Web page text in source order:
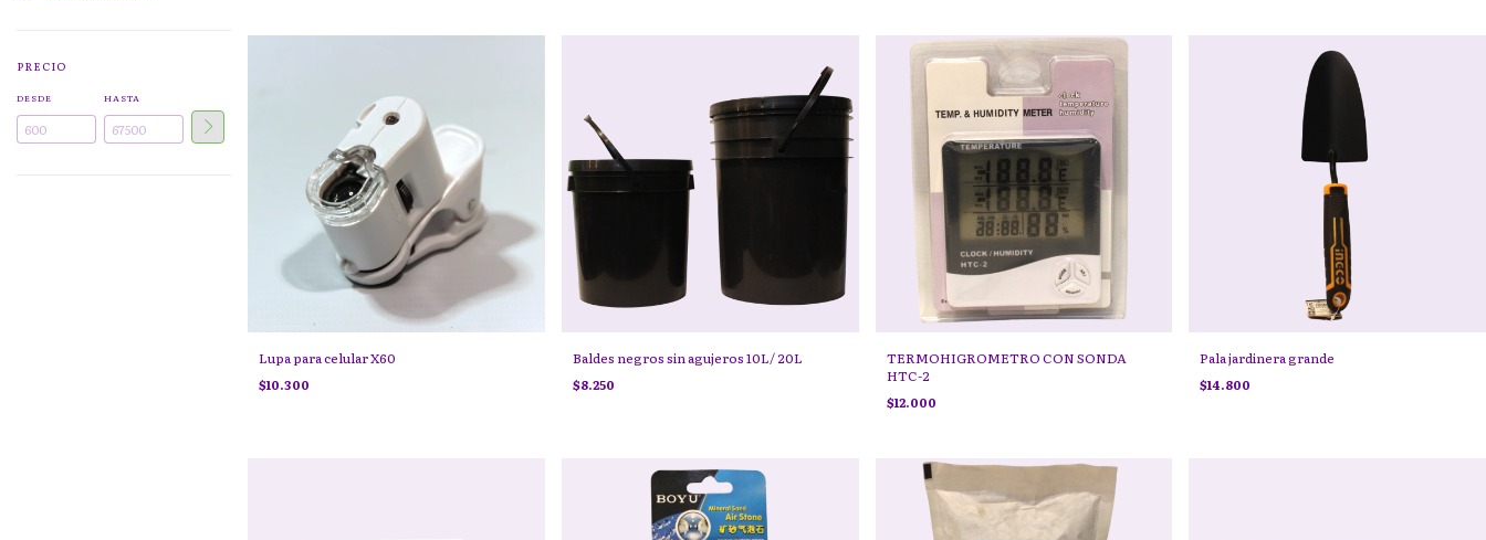
PRECIO
DESDE HASTA
Lupa para celular X60
$10.300
Baldes negros sin agujeros 10L/ 20L
$8.250
TERMOHIGROMETRO CON SONDA
HTC-2
$12.000
Pala jardinera grande
$14.800